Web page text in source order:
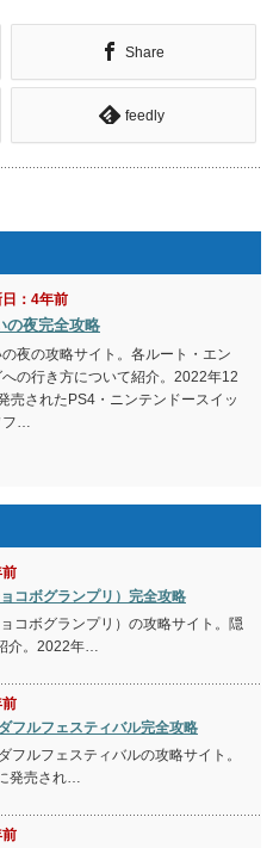
Share
feedly
：4年前
の夜完全攻略
夜の攻略サイト。各ルート・エン
の行き方について紹介。2022年12
売されたPS4・ニンテンドースイッ
フ…
コボグランプリ）完全攻略
コボグランプリ）の攻略サイト。隠
介。2022年…
フルフェスティバル完全攻略
フルフェスティバルの攻略サイト。
発売され…